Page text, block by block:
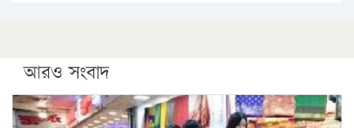
পিএইচডি করছেন কুয়েটের কৃতি…
সারা দেশে বজ্রাঘাতে ১৪ জনের প্রাণহানি
আরও সংবাদ